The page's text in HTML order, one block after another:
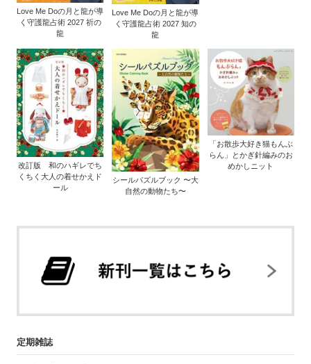
Love Me Doの月と龍が導
く守護龍占術 2027 祈の
龍
Love Me Doの月と龍が導
く守護龍占術 2027 知の
龍
改訂版 和のハギレでち
くちく大人の着せかえド
ール
シールパズルブック 〜大
自然の動物たち〜
「お散歩大好き猫もんぶ
らん」とかぎ針編みのお
めかしニット
定期雑誌